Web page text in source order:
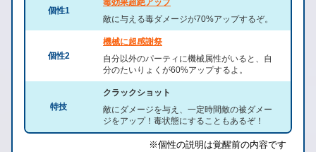
個性1
毒効果超絶アップ
敵に与える毒ダメージが70%アップするぞ。
個性2
機械に超感謝祭
自分以外のパーティに機械属性がいると、自
分のたいりょくが60%アップするよ。
特技
クラックショット
敵にダメージを与え、一定時間敵の被ダメー
ジをアップ！毒状態にすることもあるぞ！
※個性の説明は覚醒前の内容です